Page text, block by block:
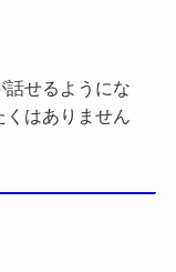
話せるようにな
くはありません